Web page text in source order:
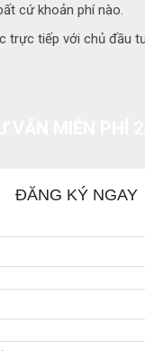
cứ khoản phí nào.
trực tiếp với chủ đầu
ĐĂNG KÝ NGAY